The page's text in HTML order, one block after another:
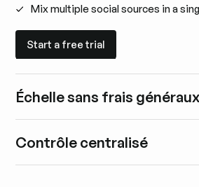
Mix multiple social sources in a
Start a free trial
Échelle sans frais généraux
Contrôle centralisé